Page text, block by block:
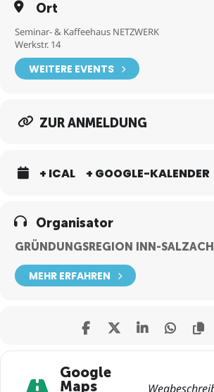
Ort
Seminar- & Kaffeehaus NETZWERK
Werkstr. 14
WEITERE EVENTS
ZUR ANMELDUNG
+ ICAL + GOOGLE-KALENDER
Organisator
GRÜNDUNGSREGION INN-SALZACH
MEHR ERFAHREN
Google
Maps